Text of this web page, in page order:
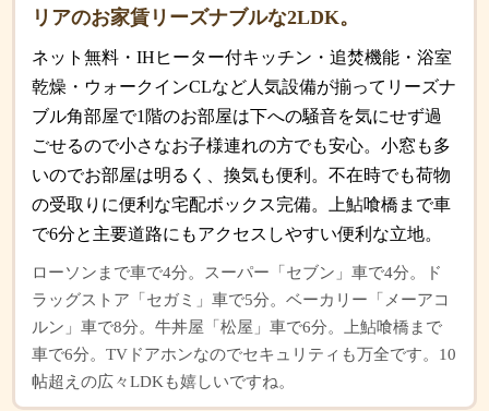
リアのお家賃リーズナブルな2LDK。
ネット無料・IHヒーター付キッチン・追焚機能・浴室
乾燥・ウォークインCLなど人気設備が揃ってリーズナ
ブル角部屋で1階のお部屋は下への騒音を気にせず過
ごせるので小さなお子様連れの方でも安心。小窓も多
いのでお部屋は明るく、換気も便利。不在時でも荷物
の受取りに便利な宅配ボックス完備。上鮎喰橋まで車
で6分と主要道路にもアクセスしやすい便利な立地。
ローソンまで車で4分。スーパー「セブン」車で4分。ド
ラッグストア「セガミ」車で5分。ベーカリー「メーアコ
ルン」車で8分。牛丼屋「松屋」車で6分。上鮎喰橋まで
車で6分。TVドアホンなのでセキュリティも万全です。10
帖超えの広々LDKも嬉しいですね。